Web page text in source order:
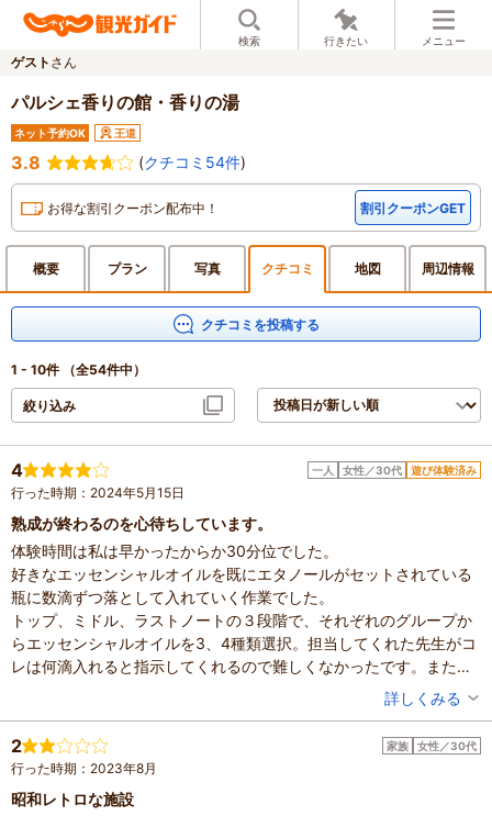
検索 行きたい メニュー
ゲスト さん
パルシェ香りの館・香りの湯
ネット予約OK 王道
3.8 (クチコミ54件)
お得な割引クーポン配布中！ 割引クーポンGET
概要 プラン 写真 クチコミ 地図 周辺情報
クチコミを投稿する
1 - 10件 （全54件中）
絞り込み
4 一人 女性／30代 遊び体験済み
行った時期：2024年5月15日
熟成が終わるのを心待ちしています。
体験時間は私は早かったからか30分位でした。
好きなエッセンシャルオイルを既にエタノールがセットされている
瓶に数滴ずつ落として入れていく作業でした。
トップ、ミドル、ラストノートの３段階で、それぞれのグループか
らエッセンシャルオイルを3、4種類選択。担当してくれた先生がコ
レは何滴入れると指示してくれるので難しくなかったです。また、
最初エッセンシャルオイルを入れてからニオイを確認し、物足りな
い感じがしたので、先生に相談すると追加で入れるオイルを提案し
てもらい、気に入ったニオイの香水が出来ました。
出来上がった香水はアルコールが蒸発し、熟成するまで3週間ほど
かかるそうで、毎日瓶を振って熟成を促すようアドバイスを貰いま
した。
滞在時間：1時間未満
設備の有無：駐車場、トイレ、休憩所
投稿日：2024年5月27日
体験した高評価プラン
詳しくみる
2 家族 女性／30代
行った時期：2023年8月
昭和レトロな施設